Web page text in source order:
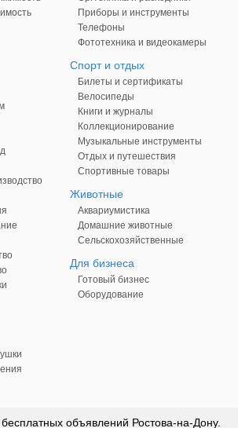
Приборы и инструменты
Телефоны
Фототехника и видеокамеры
Спорт и отдых
Билеты и сертификаты
Велосипеды
Книги и журналы
Коллекционирование
Музыкальные инструменты
Отдых и путешествия
Спортивные товары
Животные
Аквариумистика
Домашние животные
Сельскохозяйственные
Для бизнеса
Готовый бизнес
Оборудование
объявлений Ростова-на-Дону.